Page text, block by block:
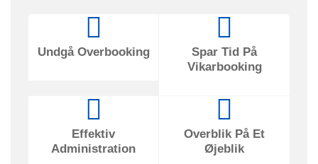
Undgå Overbooking
Spar Tid På
Vikarbooking
Effektiv
Administration
Overblik På Et
Øjeblik